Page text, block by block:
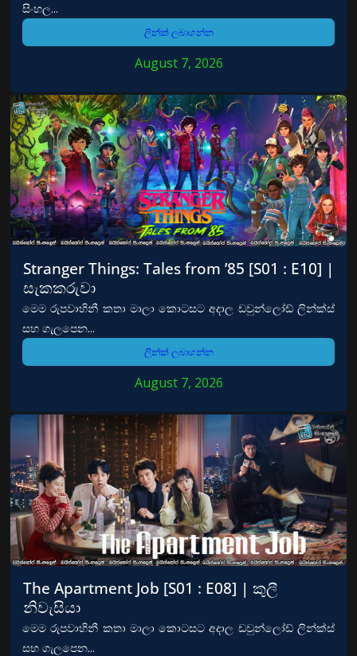
සිංහල...
ලින්ක් ලබාගන්න
August 7, 2026
Stranger Things: Tales from ’85 [S01 : E10] |
සැකකරුවා
මෙම රුපවාහිනී කතා මාලා කොටසට අදාල ඩවුන්ලෝඩ් ලින්ක්ස්
සහ ගැලපෙන...
ලින්ක් ලබාගන්න
August 7, 2026
The Apartment Job [S01 : E08] | කුලී
නිවැසියා
මෙම රුපවාහිනී කතා මාලා කොටසට අදාල ඩවුන්ලෝඩ් ලින්ක්ස්
සහ ගැලපෙන...